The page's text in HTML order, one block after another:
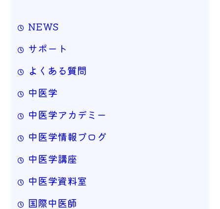
NEWS
サポート
よくある質問
中医学
中医学アカデミー
中医学情報ブログ
中医学講座
中医学資料室
国際中医師